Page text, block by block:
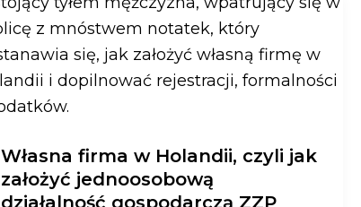
Własna firma w Holandii, czyli jak
założyć jednoosobową
działalność gospodarczą ZZP